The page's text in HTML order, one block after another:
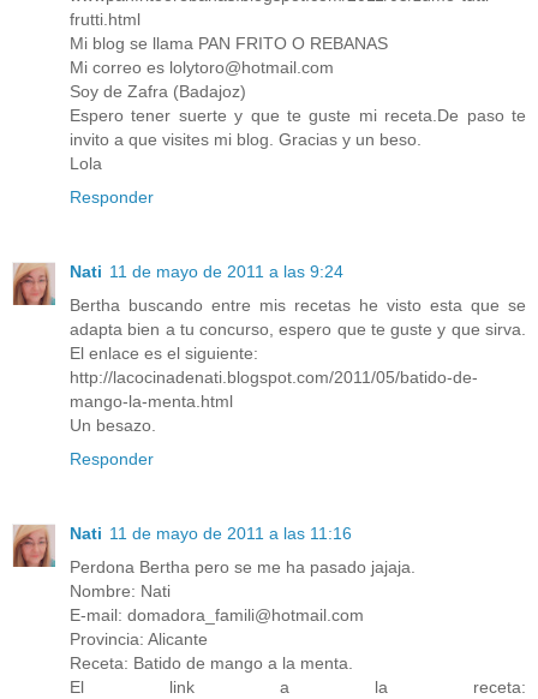
frutti.html
Mi blog se llama PAN FRITO O REBANAS
Mi correo es lolytoro@hotmail.com
Soy de Zafra (Badajoz)
Espero tener suerte y que te guste mi receta.De paso te
invito a que visites mi blog. Gracias y un beso.
Lola
Responder
Nati 11 de mayo de 2011 a las 9:24
Bertha buscando entre mis recetas he visto esta que se
adapta bien a tu concurso, espero que te guste y que sirva.
El enlace es el siguiente:
http://lacocinadenati.blogspot.com/2011/05/batido-de-
mango-la-menta.html
Un besazo.
Responder
Nati 11 de mayo de 2011 a las 11:16
Perdona Bertha pero se me ha pasado jajaja.
Nombre: Nati
E-mail: domadora_famili@hotmail.com
Provincia: Alicante
Receta: Batido de mango a la menta.
El link a la receta: